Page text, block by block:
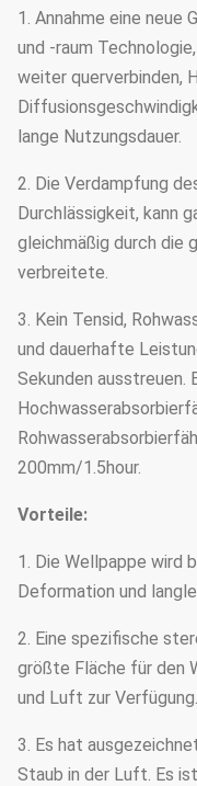
(Millimeter)
Kräuselungswinkel
1. Annahme eine neue
und -raum
weiter querverbinden,
lange Nutzungsdauer.
2. Die Verdampfung
Durchlässigkeit, kann
gleichmäßig durch die
verbreitete.
3. Kein Tensid,
und dauerhafte
Sekunden ausstreuen.
200mm/1.5hour.
Vorteile:
1. Die Wellpappe wird
Deformation und
2. Eine spezifische
größte Fläche für den
und Luft zur Verfügung.
3. Es hat
Staub in der Luft. Es